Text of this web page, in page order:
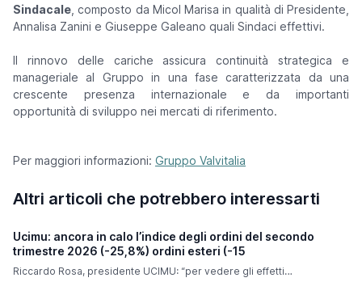
Sindacale , composto da Micol Marisa in qualità di Presidente,
Annalisa Zanini e Giuseppe Galeano quali Sindaci effettivi.
Il rinnovo delle cariche assicura continuità strategica e
manageriale al Gruppo in una fase caratterizzata da una
crescente presenza internazionale e da importanti
opportunità di sviluppo nei mercati di riferimento.
Per maggiori informazioni: Gruppo Valvitalia
Altri articoli che potrebbero interessarti
Ucimu: ancora in calo l’indice degli ordini del secondo
trimestre 2026 (-25,8%) ordini esteri (-15
Riccardo Rosa, presidente UCIMU: “per vedere gli effetti